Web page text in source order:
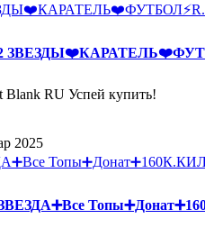
Blank RU Успей купить!
2025